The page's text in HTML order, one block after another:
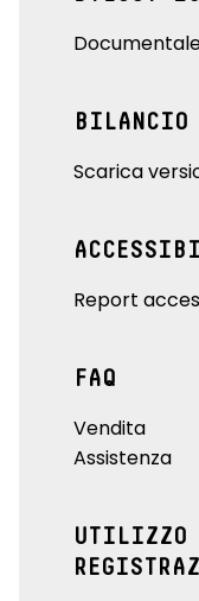
Scarica
Report
FAQ
Vendita
Assistenza